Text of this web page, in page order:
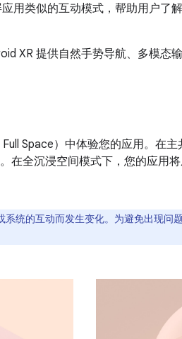
用类似的互动模式，帮助用户了
XR 提供自然手势导航、多模态
Space）中体验您的应用。在
在全沉浸空间模式下，您的应用
系统的互动而发生变化。为避免出现问